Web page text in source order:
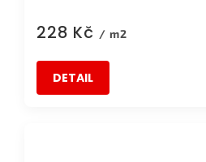
228 Kč / m2
DETAIL